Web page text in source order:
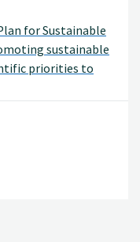
for Sustainable
sustainable
priorities to
activity.